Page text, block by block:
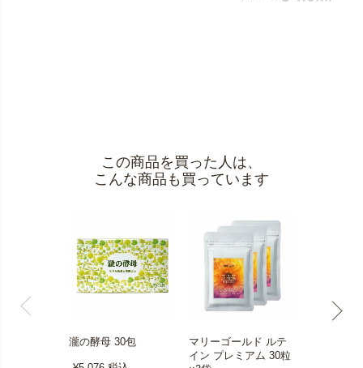
この商品を買った人は、
こんな商品も買っています
瀧の酵母 30包
マリーゴールド ルテ
イン プレミアム 30粒